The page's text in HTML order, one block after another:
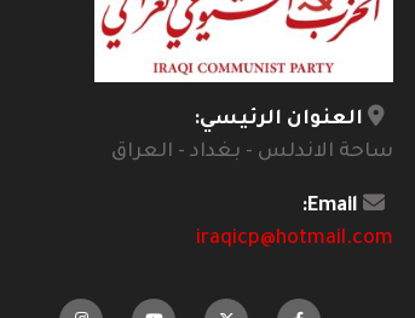
العنوان الرئيسي:
ساحة الاندلس - بغداد - العراق
Email:
iraqicp@hotmail.com